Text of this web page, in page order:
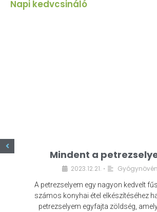
Napi kedvcsináló
Mindent a
2023.12.21. •
A petrezselyem egy nagyon kedvelt
számos konyhai étel elkészítéséhez
petrezselyem egyfajta zöldség,